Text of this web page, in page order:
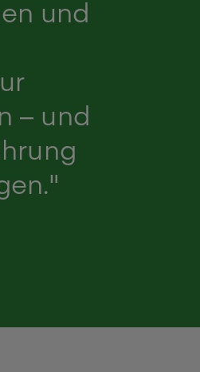
und
– und